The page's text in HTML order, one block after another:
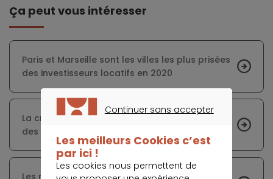
Ça peut vous intéresser
Paris et Marseille sont les villes les plus prisées
des investisseurs locatifs en 2020
La crise du Covid-19 a modifié les souhaitas
des acheteurs immobiliers
Continuer sans accepter
Les meilleurs Cookies c’est
par ici !
Les cookies nous permettent de